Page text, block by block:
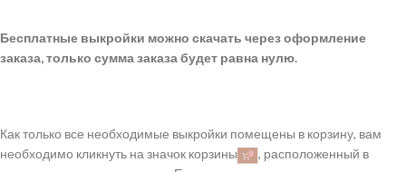
Бесплатные выкройки можно скачать через оформление
заказа, только сумма заказа будет равна нулю.
Как только все необходимые выкройки помещены в корзину, вам
необходимо кликнуть на значок корзины
, расположенный в